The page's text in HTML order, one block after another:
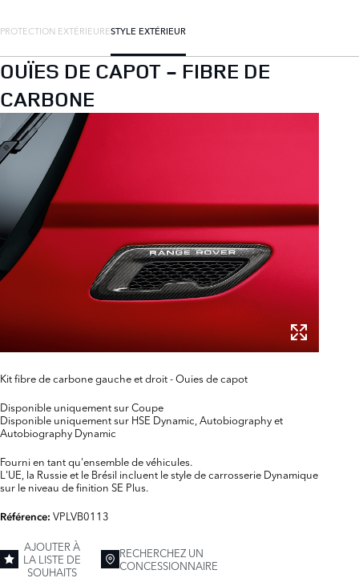
PROTECTION EXTÉRIEURESTYLE EXTÉRIEUR
OUÏES DE CAPOT - FIBRE DE
CARBONE
Kit fibre de carbone gauche et droit - Ouies de capot
Disponible uniquement sur Coupe
Disponible uniquement sur HSE Dynamic, Autobiography et
Autobiography Dynamic
Fourni en tant qu'ensemble de véhicules.
L'UE, la Russie et le Brésil incluent le style de carrosserie Dynamique
sur le niveau de finition SE Plus.
Référence: VPLVB0113
AJOUTER À
LA LISTE DE
SOUHAITS
RECHERCHEZ UN
CONCESSIONNAIRE